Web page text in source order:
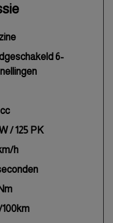
6-
/ 125 PK
h
100km